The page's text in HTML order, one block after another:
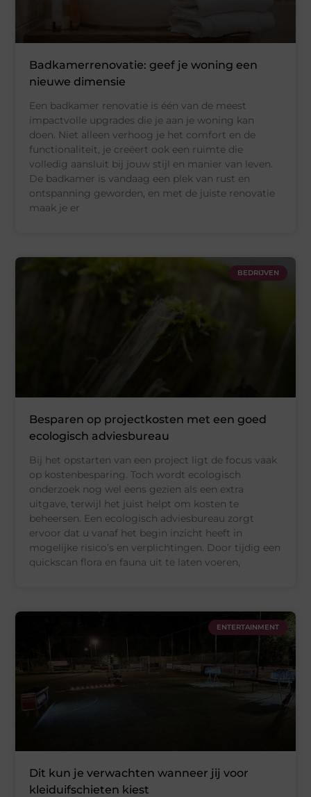
Badkamerrenovatie: geef je woning een
nieuwe dimensie
Een badkamer renovatie is één van de meest
impactvolle upgrades die je aan je woning kan
doen. Niet alleen verhoog je het comfort en de
functionaliteit, je creëert ook een ruimte die
volledig aansluit bij jouw stijl en manier van leven.
De badkamer is vandaag een plek van rust en
ontspanning geworden, en met de juiste renovatie
maak je er
BEDRIJVEN
Besparen op projectkosten met een goed
ecologisch adviesbureau
Bij het opstarten van een project ligt de focus vaak
op kostenbesparing. Toch wordt ecologisch
onderzoek nog wel eens gezien als een extra
uitgave, terwijl het juist helpt om kosten te
beheersen. Een ecologisch adviesbureau zorgt
ervoor dat u vanaf het begin inzicht heeft in
mogelijke risico’s en verplichtingen. Door tijdig een
quickscan flora en fauna uit te laten voeren,
ENTERTAINMENT
Dit kun je verwachten wanneer jij voor
kleiduifschieten kiest